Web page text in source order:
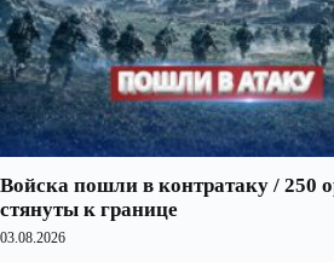
Войска пошли в контратаку / 250
стянуты к границе
03.08.2026